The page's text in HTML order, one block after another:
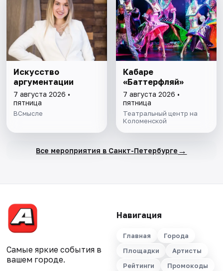
Искусство
аргументации
7 августа 2026 •
пятница
ВСмысле
Кабаре
«Баттерфляй»
7 августа 2026 •
пятница
Театральный центр на
Коломенской
Все мероприятия в Санкт-Петербурге →
Самые яркие события в
вашем городе.
Навигация
Главная
Города
Площадки
Артисты
Рейтинги
Промокоды